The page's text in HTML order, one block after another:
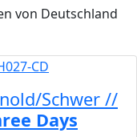
von Deutschland
Schwer //
Days